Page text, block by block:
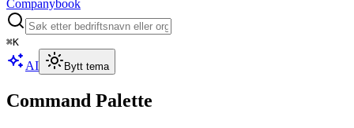
Companybook
⌘K
AI Bytt tema
Command Palette